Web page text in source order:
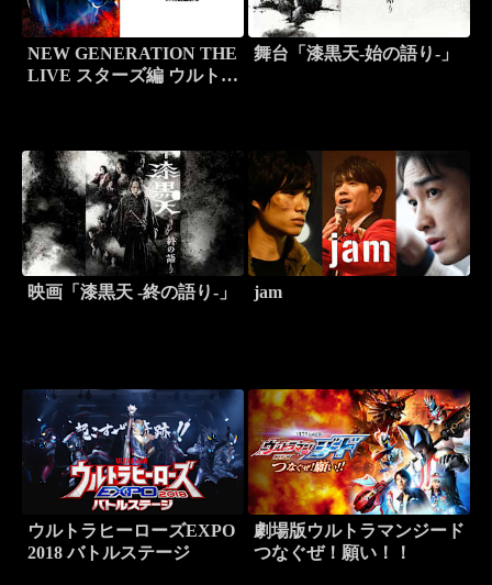
NEW GENERATION THE
LIVE スターズ編 ウルトラ
舞台「漆黒天-始の語り-」
映画「漆黒天 -終の語り-」 jam
ウルトラヒーローズEXPO
2018 バトルステージ
劇場版ウルトラマンジード
つなぐぜ！願い！！